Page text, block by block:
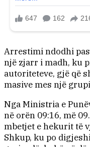
Arrestimi ndodhi
një zjarr i madh, ku
autoriteteve, gjë që
masive mes një
Nga Ministria e
në orën 09:16, më
mbetjet e hekurit të
Shkup, ku po